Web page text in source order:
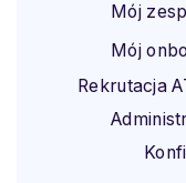
Mój
Mój
Rekrutacja